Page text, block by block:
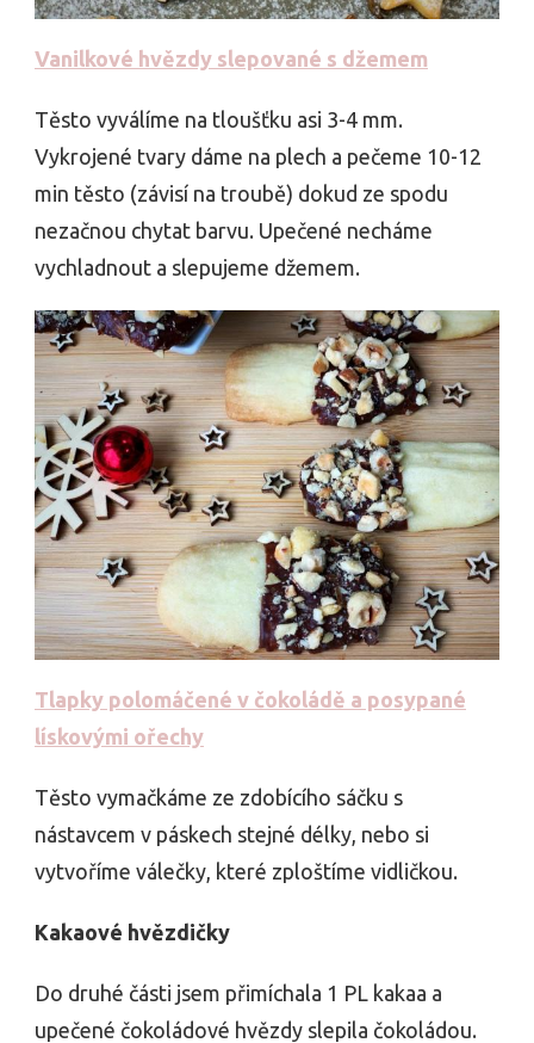
Vanilkové hvězdy slepované s džemem
Těsto vyválíme na tloušťku asi 3-4 mm.
Vykrojené tvary dáme na plech a pečeme 10-12
min těsto (závisí na troubě) dokud ze spodu
nezačnou chytat barvu. Upečené necháme
vychladnout a slepujeme džemem.
Tlapky polomáčené v čokoládě a posypané
lískovými ořechy
Těsto vymačkáme ze zdobícího sáčku s
nástavcem v páskech stejné délky, nebo si
vytvoříme válečky, které zploštíme vidličkou.
Kakaové hvězdičky
Do druhé části jsem přimíchala 1 PL kakaa a
upečené čokoládové hvězdy slepila čokoládou.